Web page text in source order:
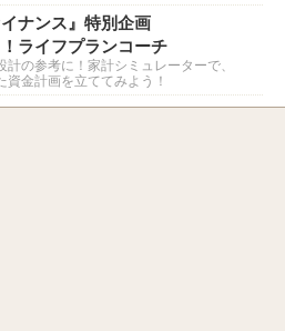
イナンス』特別企画
ライフプランコーチ
計の参考に！家計シミュレーターで、
資金計画を立ててみよう！